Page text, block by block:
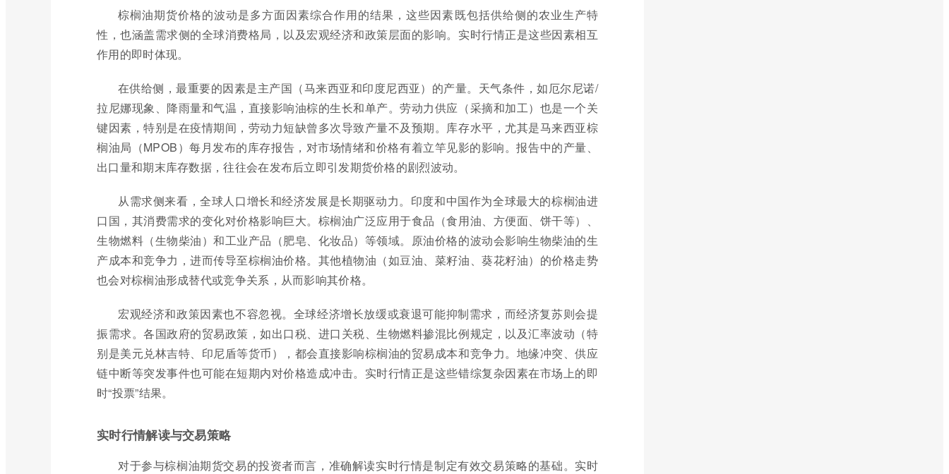
棕榈油期货价格的波动是多方面因素综合作用的结果，这些因素既包括供给侧的农业生产特
性，也涵盖需求侧的全球消费格局，以及宏观经济和政策层面的影响。实时行情正是这些因素相互
作用的即时体现。
在供给侧，最重要的因素是主产国（马来西亚和印度尼西亚）的产量。天气条件，如厄尔尼诺/
拉尼娜现象、降雨量和气温，直接影响油棕的生长和单产。劳动力供应（采摘和加工）也是一个关
键因素，特别是在疫情期间，劳动力短缺曾多次导致产量不及预期。库存水平，尤其是马来西亚棕
榈油局（MPOB）每月发布的库存报告，对市场情绪和价格有着立竿见影的影响。报告中的产量、
出口量和期末库存数据，往往会在发布后立即引发期货价格的剧烈波动。
从需求侧来看，全球人口增长和经济发展是长期驱动力。印度和中国作为全球最大的棕榈油进
口国，其消费需求的变化对价格影响巨大。棕榈油广泛应用于食品（食用油、方便面、饼干等）、
生物燃料（生物柴油）和工业产品（肥皂、化妆品）等领域。原油价格的波动会影响生物柴油的生
产成本和竞争力，进而传导至棕榈油价格。其他植物油（如豆油、菜籽油、葵花籽油）的价格走势
也会对棕榈油形成替代或竞争关系，从而影响其价格。
宏观经济和政策因素也不容忽视。全球经济增长放缓或衰退可能抑制需求，而经济复苏则会提
振需求。各国政府的贸易政策，如出口税、进口关税、生物燃料掺混比例规定，以及汇率波动（特
别是美元兑林吉特、印尼盾等货币），都会直接影响棕榈油的贸易成本和竞争力。地缘冲突、供应
链中断等突发事件也可能在短期内对价格造成冲击。实时行情正是这些错综复杂因素在市场上的即
时“投票”结果。
实时行情解读与交易策略
对于参与棕榈油期货交易的投资者而言，准确解读实时行情是制定有效交易策略的基础。实时